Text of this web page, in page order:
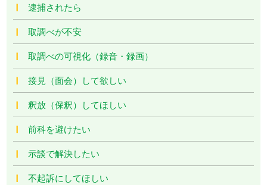
逮捕されたら
取調べが不安
取調べの可視化（録音・録画）
接見（面会）して欲しい
釈放（保釈）してほしい
前科を避けたい
示談で解決したい
不起訴にしてほしい